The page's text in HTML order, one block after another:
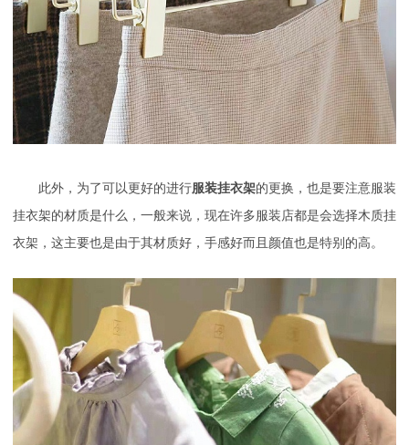
此外，为了可以更好的进行服装挂衣架的更换，也是要注意服装
挂衣架的材质是什么，一般来说，现在许多服装店都是会选择木质挂
衣架，这主要也是由于其材质好，手感好而且颜值也是特别的高。